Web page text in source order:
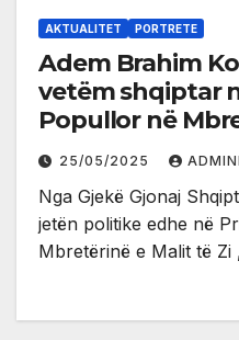
AKTUALITET PORTRETE
Adem Brahim
vetëm shqiptar
Popullor në
Zi
25/05/2025 ADMINI
Nga Gjekë Gjonaj
jetën politike edhe në
Mbretërinë e Malit të